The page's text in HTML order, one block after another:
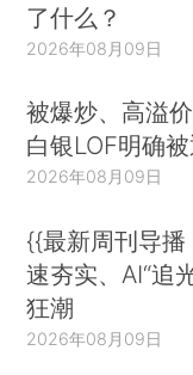
了什么？
2026年08月09日
被爆炒、高溢
白银LOF明确
2026年08月09日
{{最新周刊导
速夯实、AI“追
狂潮
2026年08月09日